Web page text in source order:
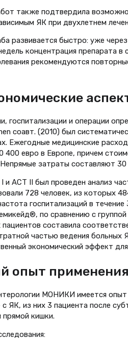
также подтвердила
ЯК при двухлетнем
развивается быстро: уже
концентрация препарата
рекомендуются
госпитализации и операции
соавт. (2010) был
Ежегодные медицинские
евро в Европе, причем
затраты составляют
и АСТ II был проведен анализ
728 человек, из которых
госпитализаций в
по сравнению с
составила
частью ведения
экономический эффект
опыт
МОНИКИ имеется
ЯК, из них 3 пациента после
прямой кишки.